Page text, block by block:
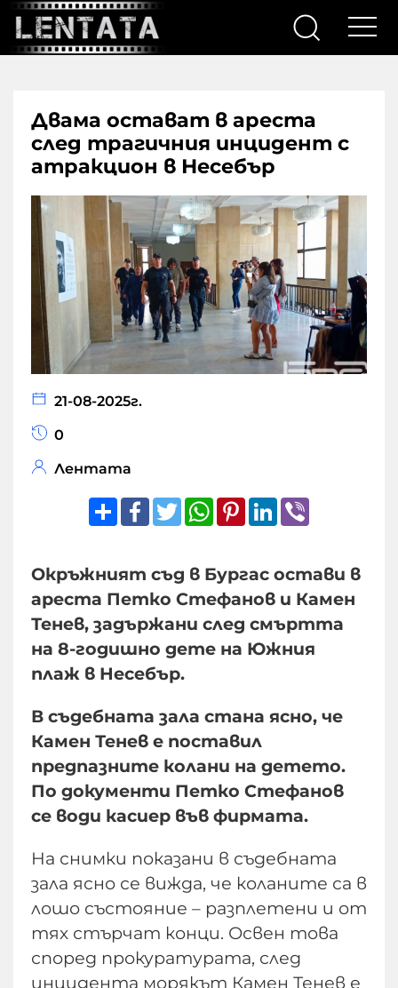
Двама остават в ареста
след трагичния инцидент с
атракцион в Несебър
21-08-2025г.
0
Лентата
ShareFacebook
TwitterWhatsApp
Pinterest
LinkedIn
Окръжният съд в Бургас остави в
ареста Петко Стефанов и Камен
Тенев, задържани след смъртта
на 8-годишно дете на Южния
плаж в Несебър.
В съдебната зала стана ясно, че
Камен Тенев е поставил
предпазните колани на детето.
По документи Петко Стефанов
се води касиер във фирмата.
На снимки показани в съдебната
зала ясно се вижда, че коланите са в
лошо състояние – разплетени и от
тях стърчат конци. Освен това
според прокуратурата, след
инцидента морякът Камен Тенев е